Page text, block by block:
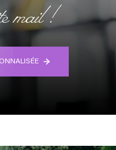
mail !